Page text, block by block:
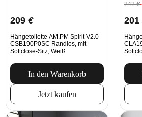
209 €
Hängetoilette AM.PM Spirit V2.0
CSB190P0SC Randlos, mit
Softclose-Sitz, Weiß
In den Warenkorb
Jetzt kaufen
242€
201